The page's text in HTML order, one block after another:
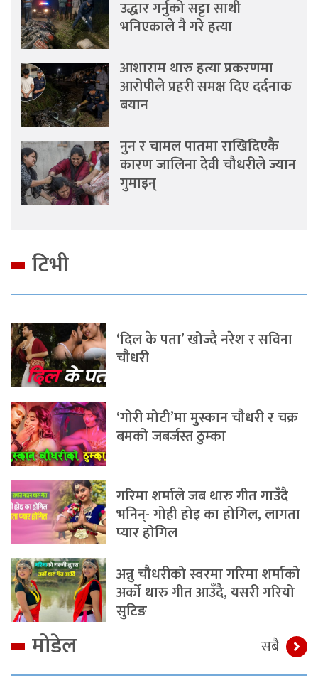
उद्धार गर्नुको सट्टा साथी
भनिएकाले नै गरे हत्या
आशाराम थारु हत्या प्रकरणमा
आरोपीले प्रहरी समक्ष दिए दर्दनाक
बयान
नुन र चामल पातमा राखिदिएकै
कारण जालिना देवी चौधरीले ज्यान
गुमाइन्
टिभी
‘दिल के पता’ खोज्दै नरेश र सविना
चौधरी
‘गोरी मोटी’मा मुस्कान चौधरी र चक्र
बमको जबर्जस्त ठुम्का
गरिमा शर्माले जब थारु गीत गाउँदै
भनिन्- गोही होइ का होगिल, लागता
प्यार होगिल
अन्नु चौधरीको स्वरमा गरिमा शर्माको
अर्को थारु गीत आउँदै, यसरी गरियो
सुटिङ
मोडेल सबै